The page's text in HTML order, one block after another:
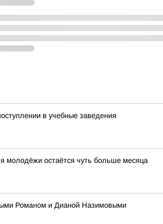
в учебные заведения
молодёжи остаётся чуть больше месяца
Романом и Дианой Назимовыми